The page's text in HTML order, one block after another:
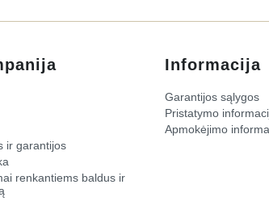
ir garantijos
renkantiems baldus ir
Informacija
Garantijos sąlygos
Pristatymo
Apmokėjimo